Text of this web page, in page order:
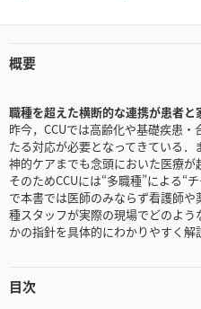
概要
職種を超えた横断的な連携が患者と
昨今，CCUでは高齢化や基礎疾患
たる対応が必要となってきている
神的ケアまでも念頭においた医療が
そのためCCUには“多職種”による“
で本書では医師のみならず看護師
種スタッフが実際の現場でどのよ
かの指針を具体的にわかりやすく解
目次